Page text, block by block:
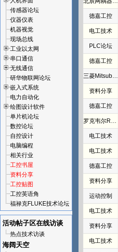
传感器论坛
仪器仪表
机器视觉
现场总线
工业以太网
串口通信
无线通信
研华物联网论坛
嵌入式系统
电力自动化
绘图设计软件
单片机论坛
数控论坛
自控设计
电脑编程
相关行业
工控书屋
资料分享
工控贴图
工控英语角
福禄克FLUKE技术论坛
活动帖子区在线访谈
热点技术访谈
海阔天空
德嘉工控
电工技术
PLC论坛
德嘉工控
三菱Mitsubishi
资料分享
德嘉工控
罗克韦尔Rockwell(AB)
电工技术
电工技术
德嘉工控
资料分享
运动控制
电工技术
资料分享
电工技术